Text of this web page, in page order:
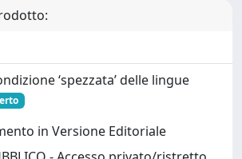
‘spezzata’ delle lingue
in Versione Editoriale